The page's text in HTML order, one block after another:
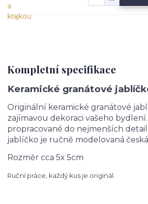
Kompletní specifikace
Keramické granátové
Originální keramické granátové
zajímavou dekoraci vašeho
propracované do nejmenších
jablíčko je ručně modelovaná
Rozměr cca 5x 5cm
Ruční práce, každý kus je originál.